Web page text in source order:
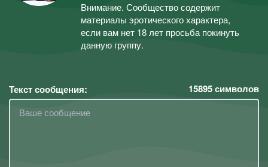
Внимание. Сообщество содержит
материалы эротического характера,
если вам нет 18 лет просьба покинуть
данную группу.
Текст сообщения: 15895символов